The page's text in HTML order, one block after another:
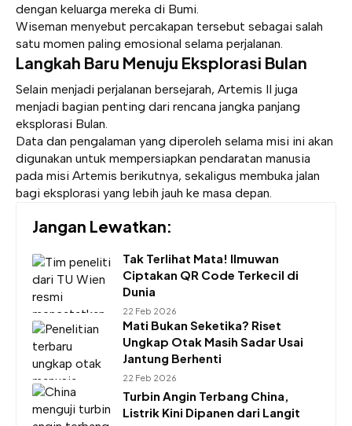
dengan keluarga mereka di Bumi.
Wiseman menyebut percakapan tersebut sebagai salah
satu momen paling emosional selama perjalanan.
Langkah Baru Menuju Eksplorasi Bulan
Selain menjadi perjalanan bersejarah, Artemis II juga
menjadi bagian penting dari rencana jangka panjang
eksplorasi Bulan.
Data dan pengalaman yang diperoleh selama misi ini akan
digunakan untuk mempersiapkan pendaratan manusia
pada misi Artemis berikutnya, sekaligus membuka jalan
bagi eksplorasi yang lebih jauh ke masa depan.
Jangan Lewatkan:
Tak Terlihat Mata! Ilmuwan
Ciptakan QR Code Terkecil di
Dunia
22 Feb 2026
Mati Bukan Seketika? Riset
Ungkap Otak Masih Sadar Usai
Jantung Berhenti
22 Feb 2026
Turbin Angin Terbang China,
Listrik Kini Dipanen dari Langit